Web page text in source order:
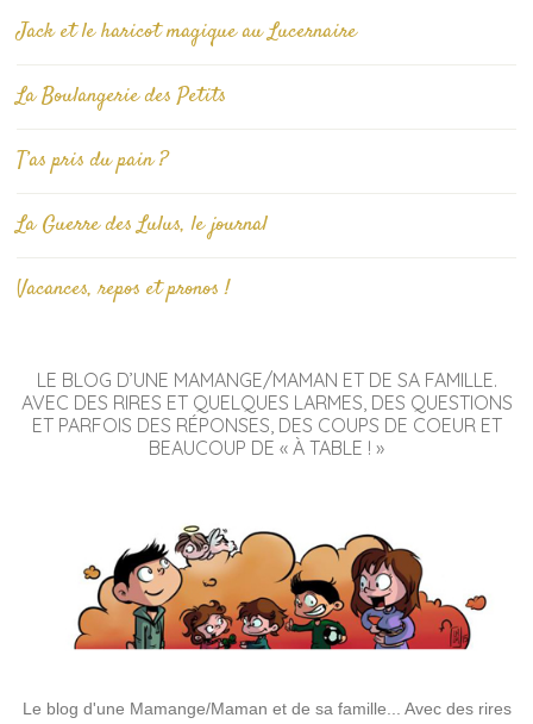
Jack et le haricot magique au Lucernaire
La Boulangerie des Petits
T’as pris du pain ?
La Guerre des Lulus, le journal
Vacances, repos et pronos !
LE BLOG D’UNE MAMANGE/MAMAN ET DE SA FAMILLE.
AVEC DES RIRES ET QUELQUES LARMES, DES QUESTIONS
ET PARFOIS DES RÉPONSES, DES COUPS DE COEUR ET
BEAUCOUP DE « À TABLE ! »
Le blog d'une Mamange/Maman et de sa famille... Avec des rires